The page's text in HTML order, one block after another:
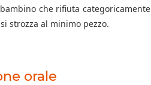
che rifiuta
strozza al minimo pezzo.
orale